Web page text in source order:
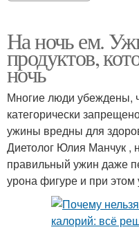
На ночь ем.
продуктов,
ночь
Многие люди убеждены,
категорически
ужины вредны для
Диетолог Юлия Манчук ,
правильный ужин даже
урона фигуре и при